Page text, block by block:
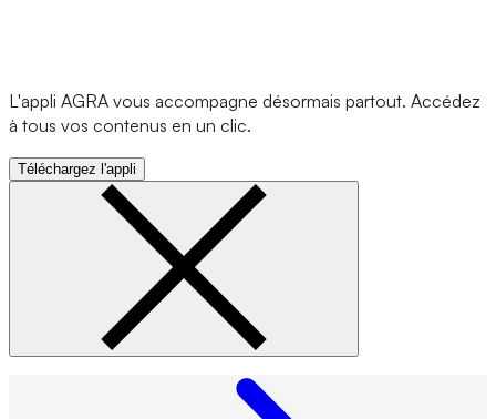
L'appli AGRA vous accompagne désormais partout. Accédez
à tous vos contenus en un clic.
Téléchargez l'appli